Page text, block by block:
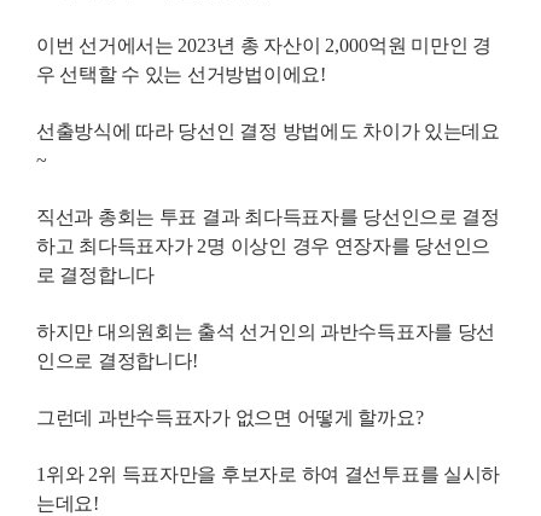
이번 선거에서는 2023년 총 자산이 2,000억원 미만인 경
우 선택할 수 있는 선거방법이에요!
선출방식에 따라 당선인 결정 방법에도 차이가 있는데요
~
직선과 총회는 투표 결과 최다득표자를 당선인으로 결정
하고 최다득표자가 2명 이상인 경우 연장자를 당선인으
로 결정합니다
하지만 대의원회는 출석 선거인의 과반수득표자를 당선
인으로 결정합니다!
그런데 과반수득표자가 없으면 어떻게 할까요?
1 위와 2위 득표자만을 후보자로 하여 결선투표를 실시하
는데요!